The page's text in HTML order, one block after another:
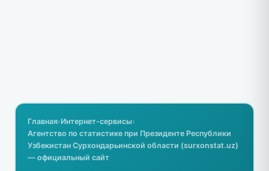
Главная›Интернет-сервисы›
Агентство по статистике при Президенте Республики
Узбекистан Сурхондарьинской области (surxonstat.uz)
— официальный сайт